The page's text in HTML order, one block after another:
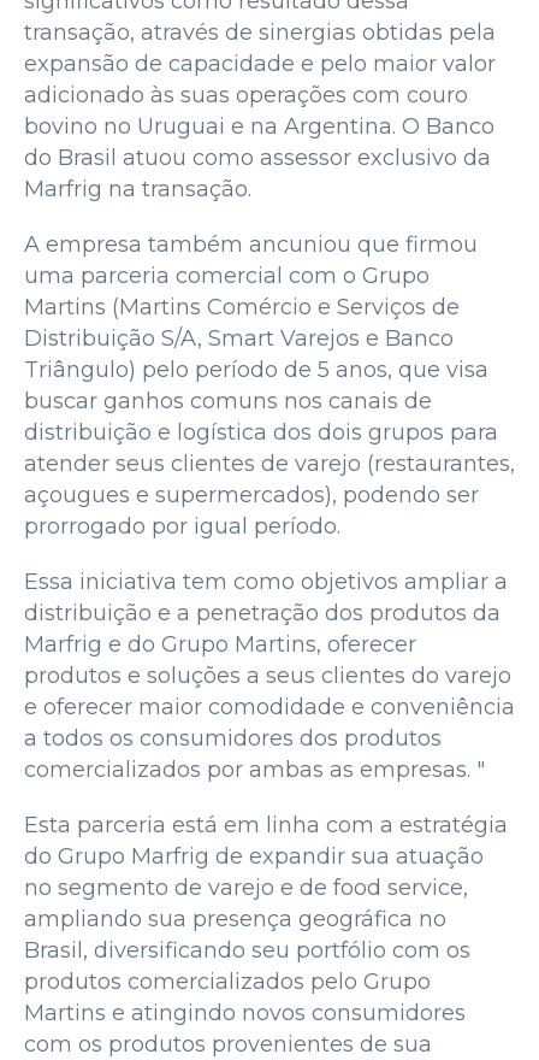
transação, através de sinergias obtidas pela
expansão de capacidade e pelo maior valor
adicionado às suas operações com couro
bovino no Uruguai e na Argentina. O Banco
do Brasil atuou como assessor exclusivo da
Marfrig na transação.
A empresa também ancuniou que firmou
uma parceria comercial com o Grupo
Martins (Martins Comércio e Serviços de
Distribuição S/A, Smart Varejos e Banco
Triângulo) pelo período de 5 anos, que visa
buscar ganhos comuns nos canais de
distribuição e logística dos dois grupos para
atender seus clientes de varejo (restaurantes,
açougues e supermercados), podendo ser
prorrogado por igual período.
Essa iniciativa tem como objetivos ampliar a
distribuição e a penetração dos produtos da
Marfrig e do Grupo Martins, oferecer
produtos e soluções a seus clientes do varejo
e oferecer maior comodidade e conveniência
a todos os consumidores dos produtos
comercializados por ambas as empresas. "
Esta parceria está em linha com a estratégia
do Grupo Marfrig de expandir sua atuação
no segmento de varejo e de food service,
ampliando sua presença geográfica no
Brasil, diversificando seu portfólio com os
produtos comercializados pelo Grupo
Martins e atingindo novos consumidores
com os produtos provenientes de sua